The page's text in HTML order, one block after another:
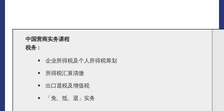
中国营商实务课程
税务 :
企业所得税及个人所得税筹划
所得税汇算清缴
出口退税及增值税
「免、抵、退」实务